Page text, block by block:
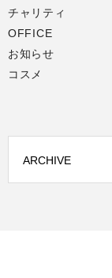
チャリティ
OFFICE
お知らせ
コスメ
ARCHIVE